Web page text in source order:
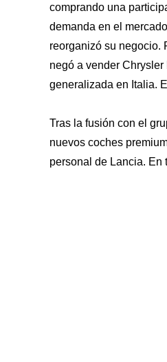
comprando una
demanda en el
reorganizó su negocio.
negó a vender
generalizada en Italia.
Tras la fusión con el
nuevos coches
personal de Lancia. En